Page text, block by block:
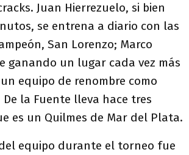
Juan Hierrezuelo, si bien
se entrena a diario con las
San Lorenzo; Marco
ganando un lugar cada vez más
equipo de renombre como
De la Fuente lleva hace tres
es un Quilmes de Mar del Plata.
equipo durante el torneo fue